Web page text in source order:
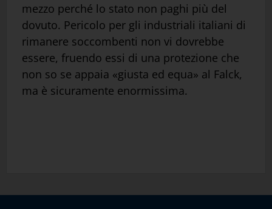
mezzo perché lo stato non paghi più del
dovuto. Pericolo per gli industriali italiani di
rimanere soccombenti non vi dovrebbe
essere, fruendo essi di una protezione che
non so se appaia «giusta ed equa» al Falck,
ma è sicuramente enormissima.